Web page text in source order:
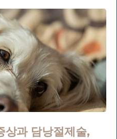
상과 담낭절제술,